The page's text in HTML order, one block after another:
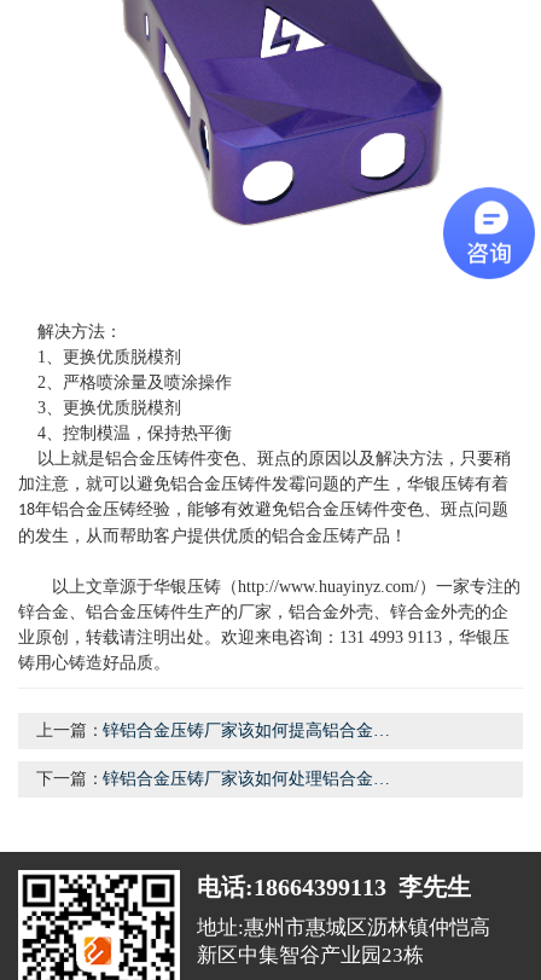
解决方法：
1、更换优质脱模剂
2、严格喷涂量及喷涂操作
3、更换优质脱模剂
4、控制模温，保持热平衡
以上就是铝合金压铸件变色、斑点的原因以及解决方法，只要稍
加注意，就可以避免铝合金压铸件发霉问题的产生，华银压铸有着
18年铝合金压铸经验，能够有效避免铝合金压铸件变色、斑点问题
的发生，从而帮助客户提供优质的铝合金压铸产品！
以上文章源于华银压铸（http://www.huayinyz.com/）一家专注的
锌合金、铝合金压铸件生产的厂家，铝合金外壳、锌合金外壳的企
业原创，转载请注明出处。欢迎来电咨询：131 4993 9113，华银压
铸用心铸造好品质。
上一篇：
下一篇：
电话:18664399113 李先生
地址:惠州市惠城区沥林镇仲恺高
新区中集智谷产业园23栋